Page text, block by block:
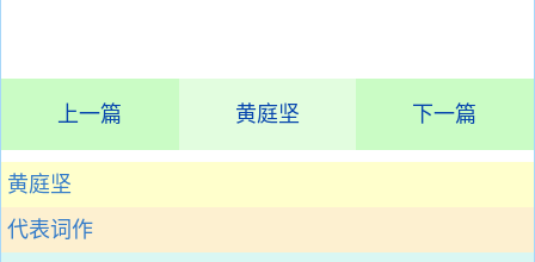
上一篇 黄庭坚 下一篇
黄庭坚
代表词作